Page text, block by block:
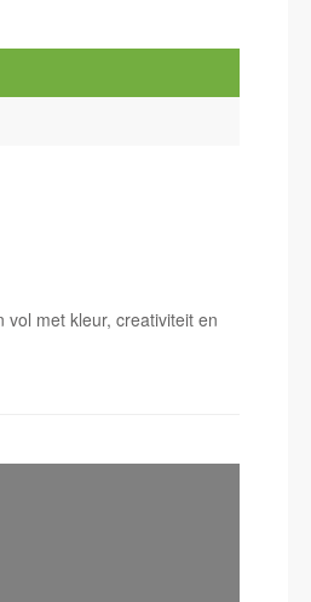
met kleur, creativiteit en